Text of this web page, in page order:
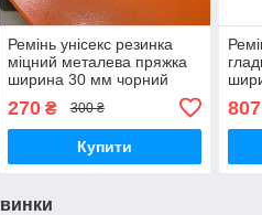
Ремінь унісекс резинка
міцний металева пряжка
ширина 30 мм чорний
270₴ 300 ₴
Купити